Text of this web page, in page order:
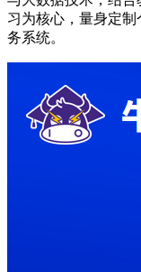
习为核心，量身定
务系统。